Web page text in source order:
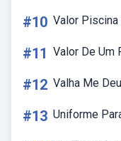
#10 Valor
#11 Valor De Um
#12 Valha Me
#13 Uniforme